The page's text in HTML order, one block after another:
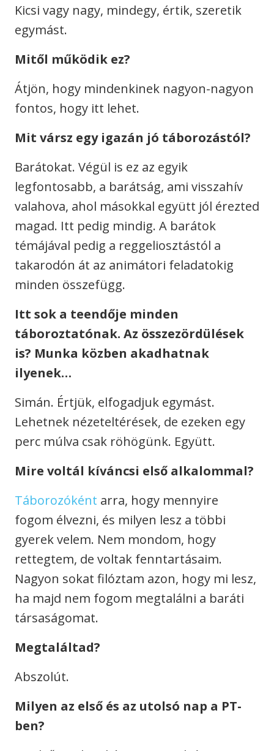
Kicsi vagy nagy, mindegy, értik, szeretik
egymást.
Mitől működik ez?
Átjön, hogy mindenkinek nagyon-nagyon
fontos, hogy itt lehet.
Mit vársz egy igazán jó táborozástól?
Barátokat. Végül is ez az egyik
legfontosabb, a barátság, ami visszahív
valahova, ahol másokkal együtt jól érezted
magad. Itt pedig mindig. A barátok
témájával pedig a reggeliosztástól a
takarodón át az animátori feladatokig
minden összefügg.
Itt sok a teendője minden
táboroztatónak. Az összezördülések
is? Munka közben akadhatnak
ilyenek…
Simán. Értjük, elfogadjuk egymást.
Lehetnek nézeteltérések, de ezeken egy
perc múlva csak röhögünk. Együtt.
Mire voltál kíváncsi első alkalommal?
Táborozóként arra, hogy mennyire
fogom élvezni, és milyen lesz a többi
gyerek velem. Nem mondom, hogy
rettegtem, de voltak fenntartásaim.
Nagyon sokat filóztam azon, hogy mi lesz,
ha majd nem fogom megtalálni a baráti
társaságomat.
Megtaláltad?
Abszolút.
Milyen az első és az utolsó nap a PT-
ben?